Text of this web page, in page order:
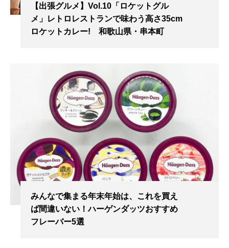
【出張グルメ】Vol.10「ロケットグル
メ」レトロレストランで味わう高さ35cm
ロケットカレー! 和歌山県・串本町
みんなで集まる年末年始は、これを買え
ば間違いない！ハーゲンダッツおすすめ
フレーバー5選